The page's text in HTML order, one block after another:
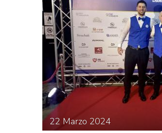
Cookie Policy Cerca Mappa del Sito
22 Marzo 2024